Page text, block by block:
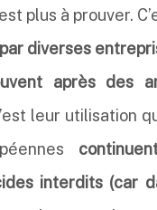
plus à prouver.
diverses
après des
leur utilisation
interdits (car